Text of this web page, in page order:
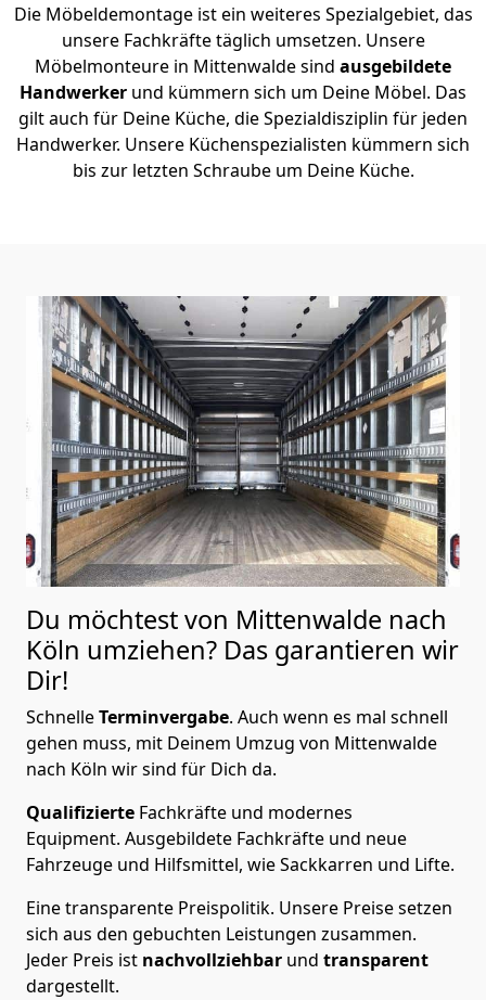
Die Möbeldemontage ist ein weiteres Spezialgebiet, das
unsere Fachkräfte täglich umsetzen. Unsere
Möbelmonteure in Mittenwalde sind ausgebildete
Handwerker und kümmern sich um Deine Möbel. Das
gilt auch für Deine Küche, die Spezialdisziplin für jeden
Handwerker. Unsere Küchenspezialisten kümmern sich
bis zur letzten Schraube um Deine Küche.
Du möchtest von Mittenwalde nach
Köln umziehen? Das garantieren wir
Dir!
SchnelleTerminvergabe. Auch wenn es mal schnell
gehen muss, mit Deinem Umzug von Mittenwalde
nach Köln wir sind für Dich da.
Qualifizierte Fachkräfte und modernes
Equipment. Ausgebildete Fachkräfte und neue
Fahrzeuge und Hilfsmittel, wie Sackkarren und Lifte.
Eine transparente Preispolitik. Unsere Preise setzen
sich aus den gebuchten Leistungen zusammen.
Jeder Preis ist nachvollziehbar und transparent
dargestellt.